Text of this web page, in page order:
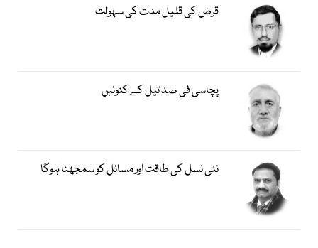
قرض کی قلیل مدت کی سہولت
پچاسی فی صد تیل کے کنوئیں
نئی نسل کی طاقت اور مسائل کو سمجھنا ہوگا